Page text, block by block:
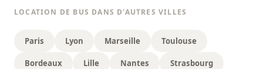
LOCATION DE BUS DANS D'AUTRES VILLES
Paris Lyon Marseille Toulouse
Bordeaux Lille Nantes Strasbourg